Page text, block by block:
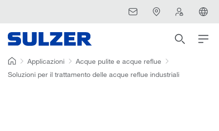
Applicazioni
Acque pulite e acque reflue
Soluzioni per il trattamento delle acque reflue industriali